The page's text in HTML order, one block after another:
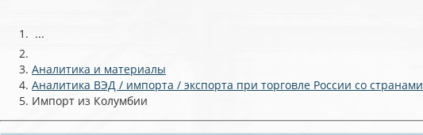
...
Аналитика и материалы
Аналитика ВЭД / импорта / экспорта при торговле России со странами
Импорт из Колумбии